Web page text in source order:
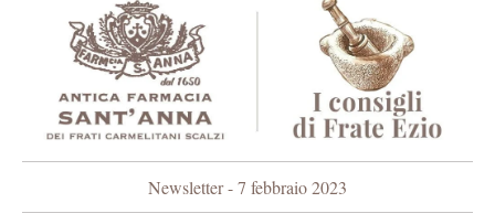
Newsletter - 7 febbraio 2023